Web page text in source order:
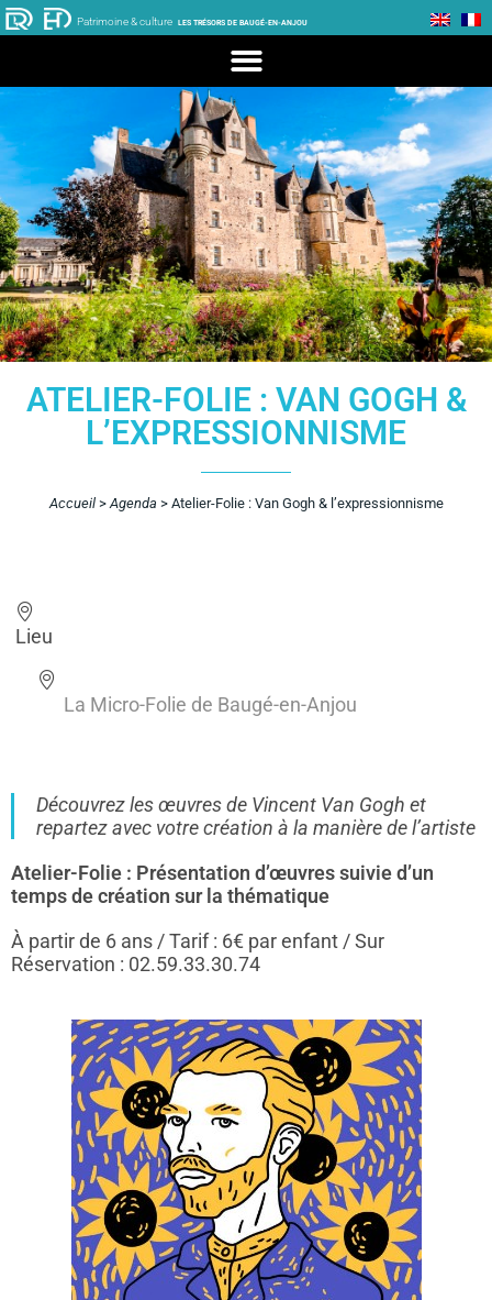
Patrimoine & culture LES TRÉSORS DE BAUGÉ-EN-ANJOU
ATELIER-FOLIE : VAN GOGH &
L’EXPRESSIONNISME
Accueil> Agenda > Atelier-Folie : Van Gogh & l’expressionnisme
Lieu
La Micro-Folie de Baugé-en-Anjou
Découvrez les œuvres de Vincent Van Gogh et
repartez avec votre création à la manière de l’artiste
Atelier-Folie : Présentation d’œuvres suivie d’un
temps de création sur la thématique
À partir de 6 ans / Tarif : 6€ par enfant / Sur
Réservation : 02.59.33.30.74